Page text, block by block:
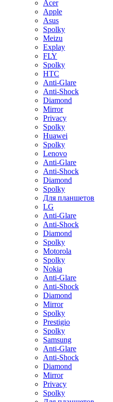
Acer
Apple
Asus
Spolky
Meizu
Explay
FLY
Spolky
HTC
Anti-Glare
Anti-Shock
Diamond
Mirror
Privacy
Spolky
Huawei
Spolky
Lenovo
Anti-Glare
Anti-Shock
Diamond
Spolky
Для планшетов
LG
Anti-Glare
Anti-Shock
Diamond
Spolky
Motorola
Spolky
Nokia
Anti-Glare
Anti-Shock
Diamond
Mirror
Spolky
Prestigio
Spolky
Samsung
Anti-Glare
Anti-Shock
Diamond
Mirror
Privacy
Spolky